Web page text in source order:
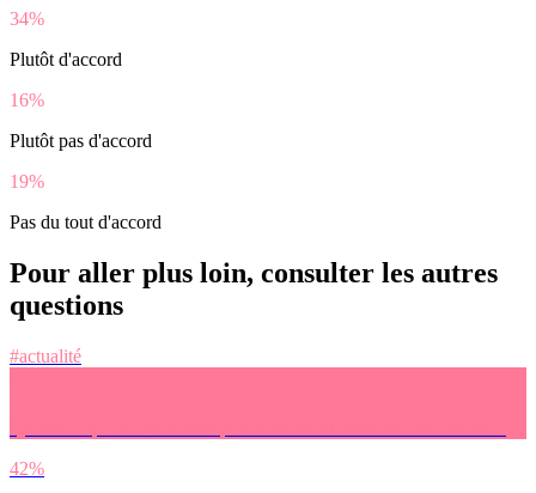
34%
Plutôt d'accord
16%
Plutôt pas d'accord
19%
Pas du tout d'accord
Pour aller plus loin, consulter les autres
questions
#actualité
42%